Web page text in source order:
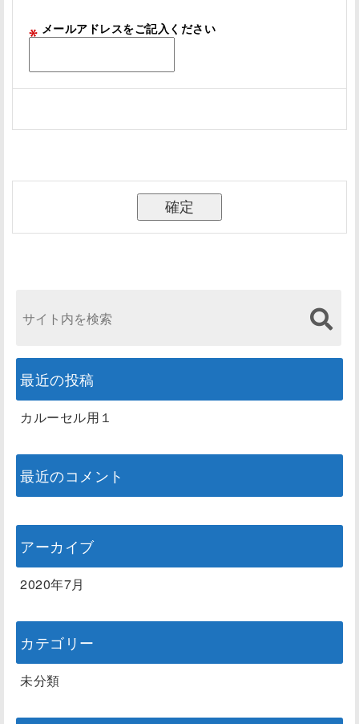
メールアドレスをご記入ください
最近の投稿
カルーセル用１
最近のコメント
アーカイブ
2020年7月
カテゴリー
未分類